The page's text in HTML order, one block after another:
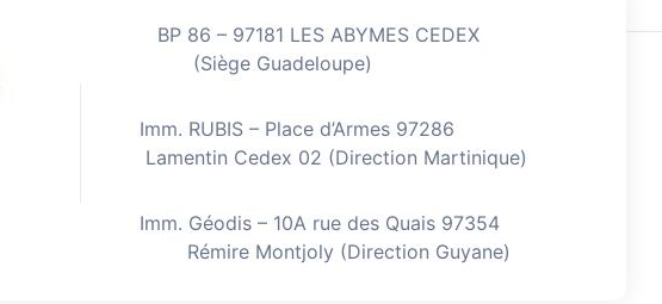
BP 86 – 97181 LES ABYMES CEDEX
(Siège Guadeloupe)
Imm. RUBIS – Place d’Armes 97286
Lamentin Cedex 02 (Direction Martinique)
Imm. Géodis – 10A rue des Quais 97354
Rémire Montjoly (Direction Guyane)